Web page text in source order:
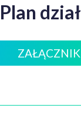
Plan
ZAŁĄCZNIK